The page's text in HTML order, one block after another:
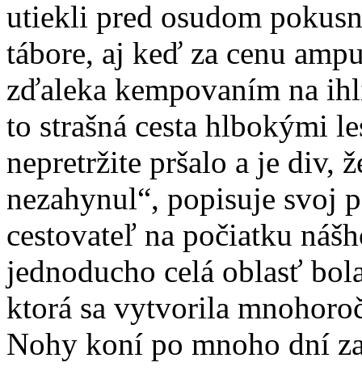
utiekli pred osudom
tábore, aj keď za cenu
zďaleka kempovaním na
to strašná cesta hlbokými
nepretržite pršalo a je div,
nezahynul“, popisuje svoj
cestovateľ na počiatku
jednoducho celá oblasť
ktorá sa vytvorila
Nohy koní po mnoho dní